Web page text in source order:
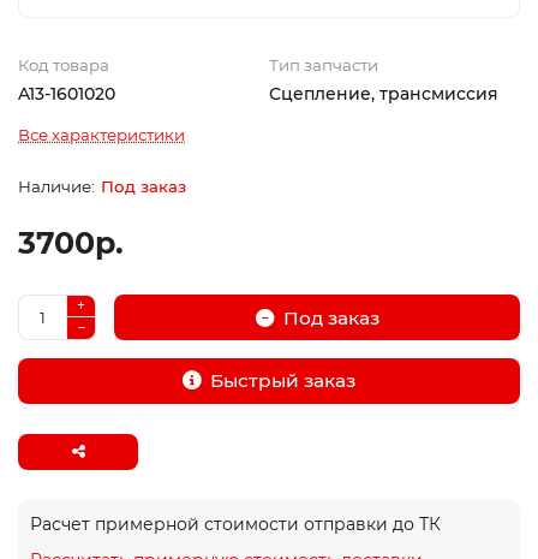
Код товара
A13-1601020
Тип запчасти
Сцепление, трансмиссия
Все характеристики
Под заказ
3700р.
Под заказ
Быстрый заказ
Расчет примерной стоимости отправки до ТК